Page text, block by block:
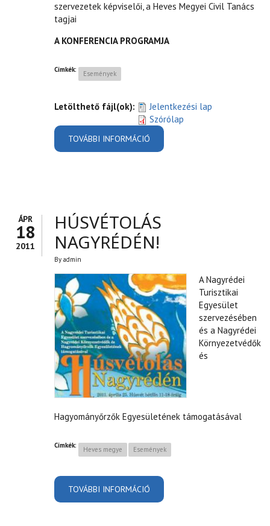
szervezetek képviselői, a Heves Megyei Civil Tanács
tagjai
A KONFERENCIA PROGRAMJA
Címkék: Események
Letölthető fájl(ok):
Jelentkezési lap
Szórólap
TOVÁBBI INFORMÁCIÓ
ÁPR
18
2011
HÚSVÉTOLÁS
NAGYRÉDÉN!
By admin
A Nagyrédei
Turisztikai
Egyesület
szervezésében
és a Nagyrédei
Környezetvédők
és
Hagyományőrzők Egyesületének támogatásával
Címkék: Heves megye Események
TOVÁBBI INFORMÁCIÓ